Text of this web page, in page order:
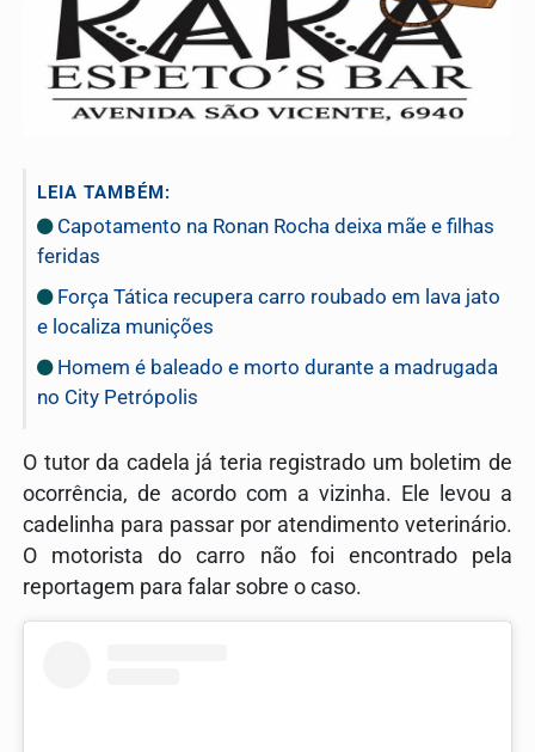
LEIA TAMBÉM:
Capotamento na Ronan Rocha deixa mãe e filhas
feridas
Força Tática recupera carro roubado em lava jato
e localiza munições
Homem é baleado e morto durante a madrugada
no City Petrópolis
O tutor da cadela já teria registrado um boletim de
ocorrência, de acordo com a vizinha. Ele levou a
cadelinha para passar por atendimento veterinário.
O motorista do carro não foi encontrado pela
reportagem para falar sobre o caso.